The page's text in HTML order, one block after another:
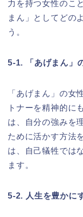
力を持つ女性のこ
まん」としてどの
う。
5-1. 「あげまん」
「あげまん」の女
トナーを精神的に
は、自分の強みを
ために活かす方法
は、自己犠牲では
ます。
5-2. 人生を豊かに